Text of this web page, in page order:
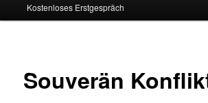
Kostenloses Erstgespräch
Souverän